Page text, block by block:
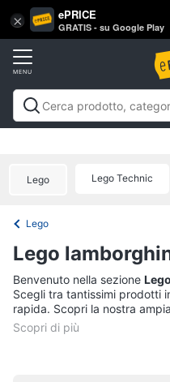
× ePRICE
GRATIS - su Google Play
Accedi
Registrati
Offerte
Tv
e
Home
Cinema
Vai
al
Lego Lego Technic
Lego
Lego
Benvenuto nella sezione
Scegli tra tantissimi prodotti
rapida. Scopri la nostra
acquista comodamente online.